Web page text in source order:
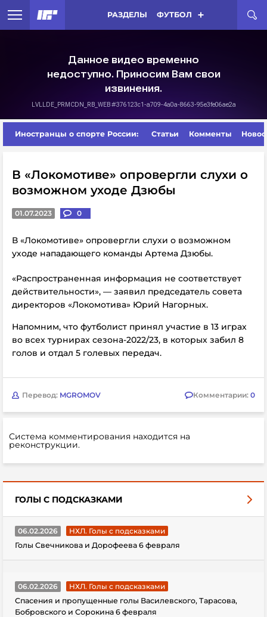
РАЗДЕЛЫ ФУТБОЛ
Иностранцы о спорте России: Статьи Комменты
В «Локомотиве» опровергли слухи о
возможном уходе Дзюбы
01.07.2023 0
В «Локомотиве» опровергли слухи о возможном
уходе нападающего команды Артема Дзюбы.
«Распространенная информация не соответствует
действительности», — заявил председатель совета
директоров «Локомотива» Юрий Нагорных.
Напомним, что футболист принял участие в 13 играх
во всех турнирах сезона-2022/23, в которых забил 8
голов и отдал 5 голевых передач.
Перевод: MGROMOV Комментарии: 0
Система комментирования находится на
реконструкции.
ГОЛЫ С ПОДСКАЗКАМИ
06.02.2026
НХЛ. Голы с подсказками
Голы Свечникова и Дорофеева 6 февраля
06.02.2026
НХЛ. Голы с подсказками
Спасения и пропущенные голы Василевского, Тарасова,
Бобровского и Сорокина 6 февраля